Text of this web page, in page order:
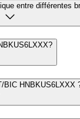
entre différentes
BIC HNBKUS6LXXX